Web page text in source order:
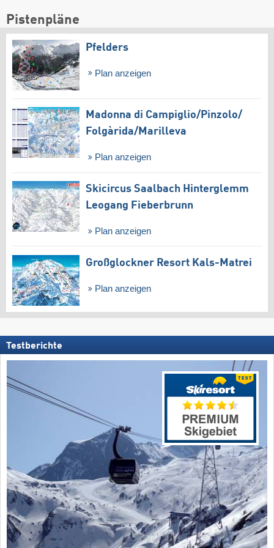
Pistenpläne
Pfelders
Plan anzeigen
Madonna di Campiglio/​Pinzolo/​
Folgàrida/​Marilleva
Plan anzeigen
Skicircus Saalbach Hinterglemm
Leogang Fieberbrunn
Plan anzeigen
Großglockner Resort Kals-Matrei
Plan anzeigen
Testberichte